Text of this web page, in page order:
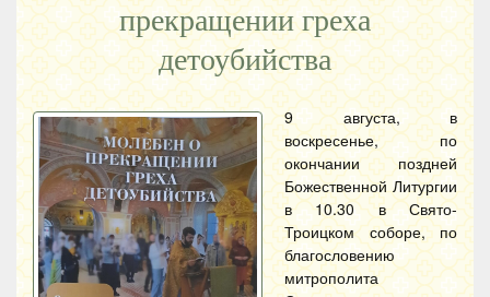
прекращении греха
детоубийства
9 августа, в
воскресенье, по
окончании поздней
Божественной Литургии
в 10.30 в Свято-
Троицком соборе, по
благословению
митрополита